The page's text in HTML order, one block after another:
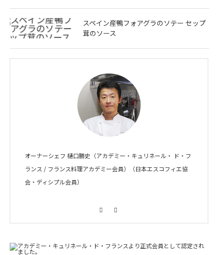
スペイン産鴨フォアグラのソテー セップ
茸のソース
オーナーシェフ 樋口勝史（アカデミー・キュリネール・ ド・フ
ランス / フランス料理アカデミー会員）（日本エスコフィエ協
会・ディシプル会員）